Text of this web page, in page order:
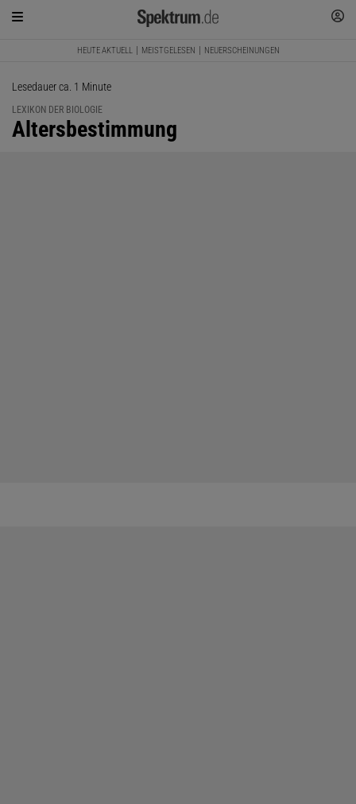
HEUTE AKTUELL MEISTGELESEN NEUERSCHEINUNGEN
Lesedauer ca. 1 Minute
LEXIKON DER BIOLOGIE
:
Altersbestimmung